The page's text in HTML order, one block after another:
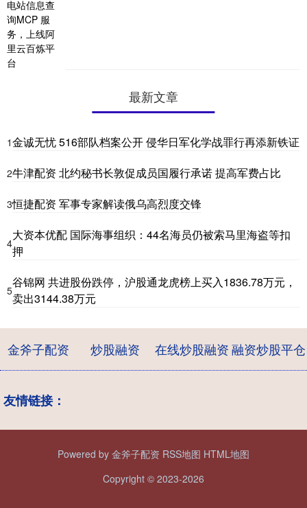
最新文章
1金诚无忧 516部队档案公开 侵华日军化学战罪行再添新铁证
2牛津配资 北约秘书长敦促成员国履行承诺 提高军费占比
3恒捷配资 军事专家解读俄乌高烈度交锋
4
大资本优配 国际海事组织：44名海员仍被索马里海盗等扣
押
5
谷锦网 共进股份跌停，沪股通龙虎榜上买入1836.78万元，
卖出3144.38万元
金斧子配资 炒股融资 在线炒股融资融资炒股平仓
友情链接：
Powered by 金斧子配资 RSS地图 HTML地图
Copyright © 2023-2026